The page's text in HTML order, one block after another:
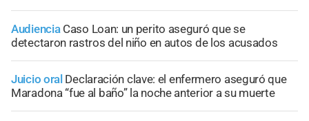
Audiencia Caso Loan: un perito aseguró que se
detectaron rastros del niño en autos de los acusados
Juicio oral Declaración clave: el enfermero aseguró que
Maradona “fue al baño” la noche anterior a su muerte